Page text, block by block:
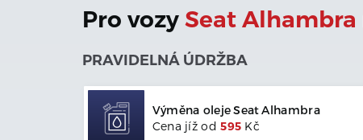
Pro vozy Seat Alhambra
PRAVIDELNÁ ÚDRŽBA
Výměna olejeSeat Alhambra
Cena jíž od595 Kč